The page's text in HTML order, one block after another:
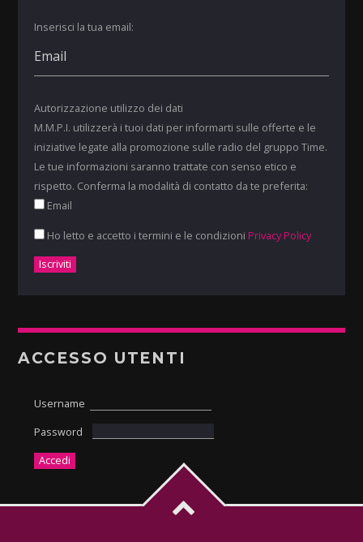
Inserisci la tua email:
Autorizzazione utilizzo dei dati
M.M.P.I. utilizzerà i tuoi dati per informarti sulle offerte e le
iniziative legate alla promozione sulle radio del gruppo Time.
Le tue informazioni saranno trattate con senso etico e
rispetto. Conferma la modalità di contatto da te preferita:
Email
Ho letto e accetto i termini e le condizioni Privacy Policy
ACCESSO UTENTI
Username
Password